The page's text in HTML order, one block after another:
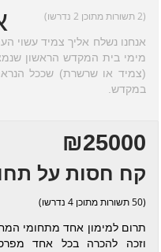
(2 תשורות מתוכן 2 נדרשו)
אנחנו נשלח אליך צמיד עשוי
מימי בית המקדש הראשון
(צמיד או שרשרת) שככל
במקדש.
₪25000
קח חסות על
(50 תשורות מתוכן 4 נדרשו)
תרום למימון אחד מתחומי
וזכה להכרה בכל אחד